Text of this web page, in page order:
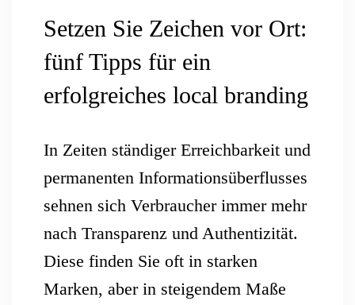
Setzen Sie Zeichen vor Ort:
fünf Tipps für ein
erfolgreiches local branding
In Zeiten ständiger Erreichbarkeit und
permanenten Informationsüberflusses
sehnen sich Verbraucher immer mehr
nach Transparenz und Authentizität.
Diese finden Sie oft in starken
Marken, aber in steigendem Maße